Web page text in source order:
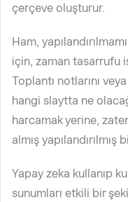
çerçeve oluşturur.
Ham,
için, zaman tasarrufu
Toplantı notlarını
hangi slaytta ne
harcamak yerine,
almış
Yapay zeka kullanıp
sunumları etkili bir